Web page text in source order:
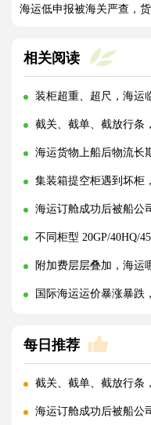
相关阅读
装柜超重、超尺，海运临上船
截关、截单、截放行条，海运三
海运货物上船后物流长期不更新
集装箱提空柜遇到坏柜，换柜耽
海运订舱成功后被船公司甩柜，
不同柜型 20GP/40HQ/45HQ，海
附加费层层叠加，海运哪些杂
国际海运运价暴涨暴跌，背后
每日推荐
截关、截单、截放行条，海运三
海运订舱成功后被船公司甩柜，